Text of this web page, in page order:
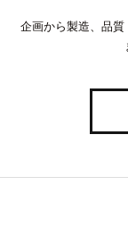
企画から製造、品